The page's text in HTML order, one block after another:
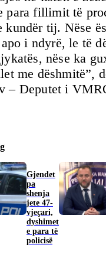
para fillimit të
kundër tij. Nëse
i ndyrë, le të
nëse ka
me dëshmitë”,
– Deputet i
Gjendet
pa
shenja
jete 47-
vjeçari,
dyshimet
e para të
policisë